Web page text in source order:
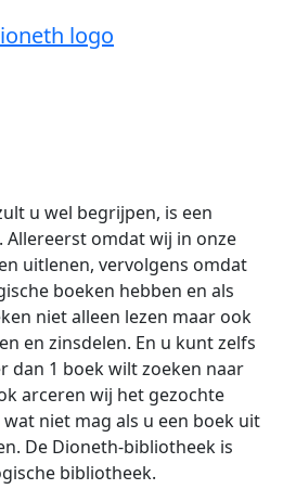
u wel begrijpen, is een
omdat wij in onze
uitlenen, vervolgens omdat
boeken hebben en als
niet alleen lezen maar ook
en zinsdelen. En u kunt zelfs
dan 1 boek wilt zoeken naar
arceren wij het gezochte
niet mag als u een boek uit
De Dioneth-bibliotheek is
bibliotheek.